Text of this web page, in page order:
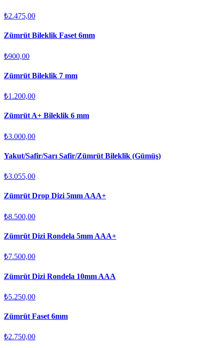
₺2.475,00
Zümrüt Bileklik Faset 6mm
₺900,00
Zümrüt Bileklik 7 mm
₺1.200,00
Zümrüt A+ Bileklik 6 mm
₺3.000,00
Yakut/Safir/Sarı Safir/Zümrüt Bileklik (Gümüş)
₺3.055,00
Zümrüt Drop Dizi 5mm AAA+
₺8.500,00
Zümrüt Dizi Rondela 5mm AAA+
₺7.500,00
Zümrüt Dizi Rondela 10mm AAA
₺5.250,00
Zümrüt Faset 6mm
₺2.750,00